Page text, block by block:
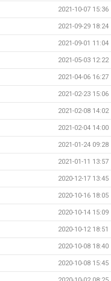
2021-10-07 15:36
2021-09-29 18:24
2021-09-01 11:04
2021-05-03 12:22
2021-04-06 16:27
2021-02-23 15:06
2021-02-08 14:02
2021-02-04 14:00
2021-01-24 09:28
2021-01-11 13:57
2020-12-17 13:45
2020-10-16 18:05
2020-10-14 15:09
2020-10-12 18:51
2020-10-08 18:40
2020-10-08 15:45